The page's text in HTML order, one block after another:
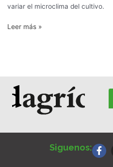
variar el microclima del cultivo.
Leer más »
Siguenos:
a
c